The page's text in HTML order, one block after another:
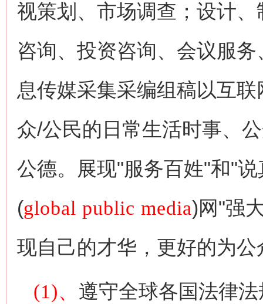
视策划、市场调查；设计
咨询、投资咨询、会议服
息传媒采集采编组稿以互
众/公民的日常生活时事、
公德。展现"服务百姓"和"
(global public media)网"强
现自己的才华，更好的为公
(1)、 遵守全球各国法律